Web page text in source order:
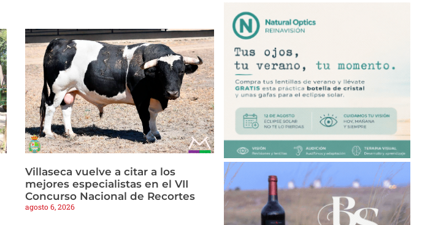
Villaseca vuelve a citar a los
mejores especialistas en el VII
Concurso Nacional de Recortes
agosto 6, 2026